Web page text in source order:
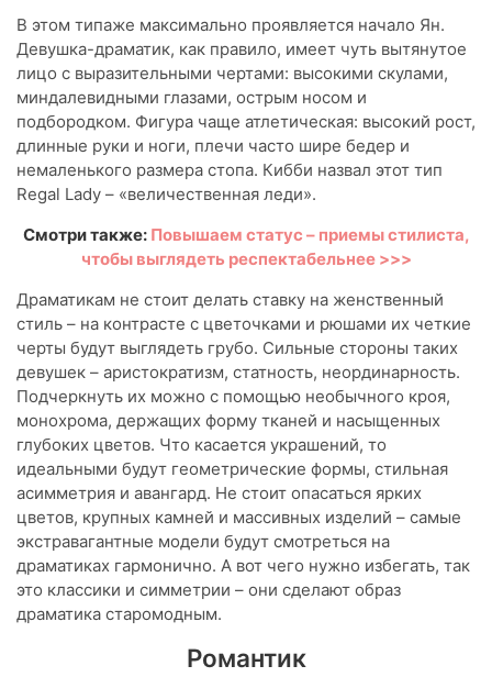
В этом типаже максимально проявляется начало Ян.
Девушка-драматик, как правило, имеет чуть вытянутое
лицо с выразительными чертами: высокими скулами,
миндалевидными глазами, острым носом и
подбородком. Фигура чаще атлетическая: высокий рост,
длинные руки и ноги, плечи часто шире бедер и
немаленького размера стопа. Кибби назвал этот тип
Regal Lady – «величественная леди».
Смотри также: Повышаем статус – приемы стилиста,
чтобы выглядеть респектабельнее >>>
Драматикам не стоит делать ставку на женственный
стиль – на контрасте с цветочками и рюшами их четкие
черты будут выглядеть грубо. Сильные стороны таких
девушек – аристократизм, статность, неординарность.
Подчеркнуть их можно с помощью необычного кроя,
монохрома, держащих форму тканей и насыщенных
глубоких цветов. Что касается украшений, то
идеальными будут геометрические формы, стильная
асимметрия и авангард. Не стоит опасаться ярких
цветов, крупных камней и массивных изделий – самые
экстравагантные модели будут смотреться на
драматиках гармонично. А вот чего нужно избегать, так
это классики и симметрии – они сделают образ
драматика старомодным.
Романтик